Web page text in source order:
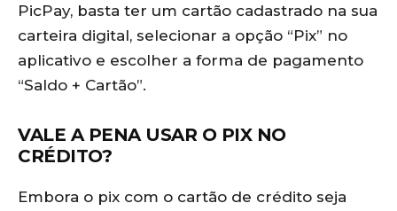
PicPay, basta ter um cartão cadastrado na sua
carteira digital, selecionar a opção “Pix” no
aplicativo e escolher a forma de pagamento
“Saldo + Cartão”.
VALE A PENA USAR O PIX NO
CRÉDITO?
Embora o pix com o cartão de crédito seja